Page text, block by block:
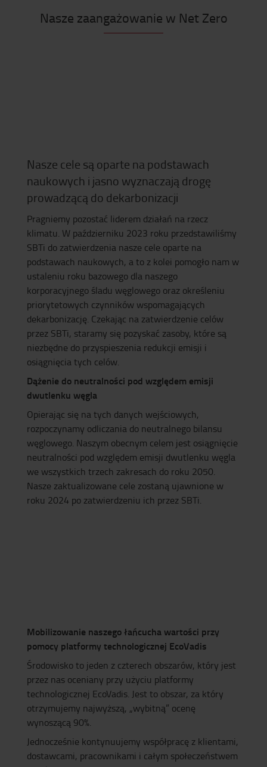
Nasze zaangażowanie w Net Zero
Nasze cele są oparte na podstawach
naukowych i jasno wyznaczają drogę
prowadzącą do dekarbonizacji
Pragniemy pozostać liderem działań na rzecz
klimatu. W październiku 2023 roku przedstawiliśmy
SBTi do zatwierdzenia nasze cele oparte na
podstawach naukowych, a to z kolei pomogło nam w
ustaleniu roku bazowego dla naszego
korporacyjnego śladu węglowego oraz określeniu
priorytetowych czynników wspomagających
dekarbonizację. Czekając na zatwierdzenie celów
przez SBTi, staramy się pozyskać zasoby, które są
niezbędne do przyspieszenia redukcji emisji i
osiągnięcia tych celów.
Dążenie do neutralności pod względem emisji
dwutlenku węgla
Opierając się na tych danych wejściowych,
rozpoczynamy odliczania do neutralnego bilansu
węglowego. Naszym obecnym celem jest osiągnięcie
neutralności pod względem emisji dwutlenku węgla
we wszystkich trzech zakresach do roku 2050.
Nasze zaktualizowane cele zostaną ujawnione w
roku 2024 po zatwierdzeniu ich przez SBTi.
Mobilizowanie naszego łańcucha wartości przy
pomocy platformy technologicznej EcoVadis
Środowisko to jeden z czterech obszarów, który jest
przez nas oceniany przy użyciu platformy
technologicznej EcoVadis. Jest to obszar, za który
otrzymujemy najwyższą, „wybitną” ocenę
wynoszącą 90%.
Jednocześnie kontynuujemy współpracę z klientami,
dostawcami, pracownikami i całym społeczeństwem